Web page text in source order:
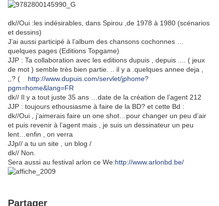
dk//Oui :les indésirables, dans Spirou ,de 1978 à 1980 (scénarios
et dessins)
J’ai aussi participé à l’album des chansons cochonnes …
quelques pages (Editions Topgame)
JJP : Ta collaboration avec les editions dupuis , depuis .... ( jeux
de mot ) semble très bien partie. .. il y a .quelques annee deja ,
,,? (
http://www.dupuis.com/servlet/jphome?
pgm=home&lang=FR
dk// Il y a tout juste 35 ans …date de la création de l’agent 212
JJP : toujours ethousiasme à faire de la BD? et cette Bd :
dk//Oui , j’aimerais faire un one shot…pour changer un peu d’air
et puis revenir à l’agent mais , je suis un dessinateur un peu
lent…enfin , on verra
JJp// a tu un site , un blog /
dk// Non.
Sera aussi au festival arlon ce We:http://www.arlonbd.be/
Partager